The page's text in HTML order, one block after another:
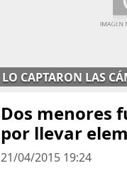
LO CAPTARON LAS
Dos menores
por llevar
21/04/2015 19:24